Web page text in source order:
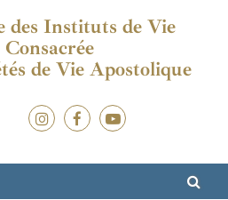
des Instituts de Vie
Consacrée
de Vie Apostolique